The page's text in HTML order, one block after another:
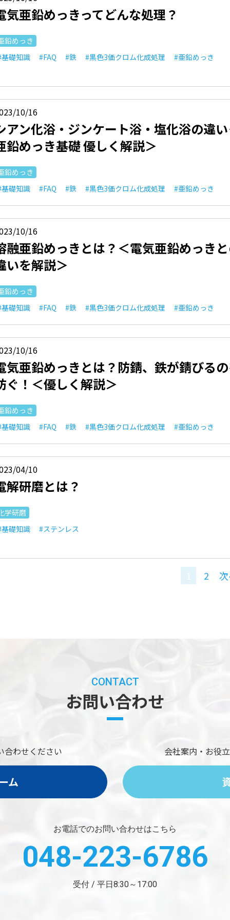
気亜鉛めっきってどんな処理？
鉛めっき
礎知識
#FAQ #鉄 #黒色3価クロム化成処理 #亜鉛めっき
10/16
アン化浴・ジンケート浴・塩化浴の違
鉛めっき基礎 優しく解説＞
鉛めっき
礎知識
#FAQ #鉄 #黒色3価クロム化成処理 #亜鉛めっき
10/16
融亜鉛めっきとは？＜電気亜鉛めっき
いを解説＞
鉛めっき
礎知識
#FAQ #鉄 #黒色3価クロム化成処理 #亜鉛めっき
10/16
気亜鉛めっきとは？防錆、鉄が錆びる
ぐ！＜優しく解説＞
鉛めっき
礎知識
#FAQ #鉄 #黒色3価クロム化成処理 #亜鉛めっき
04/10
解研磨とは？
学研磨
礎知識
#ステンレス
1 2
CONTACT
お問い合わせ
合わせください
ム
会社案内・お役
お電話でのお問い合わせはこちら
048-223-6786
受付 / 平日8:30～17:00